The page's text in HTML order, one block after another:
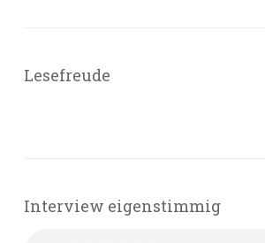
Lesefreude
Interview eigenstimmig